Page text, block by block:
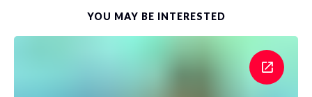
YOU MAY BE INTERESTED